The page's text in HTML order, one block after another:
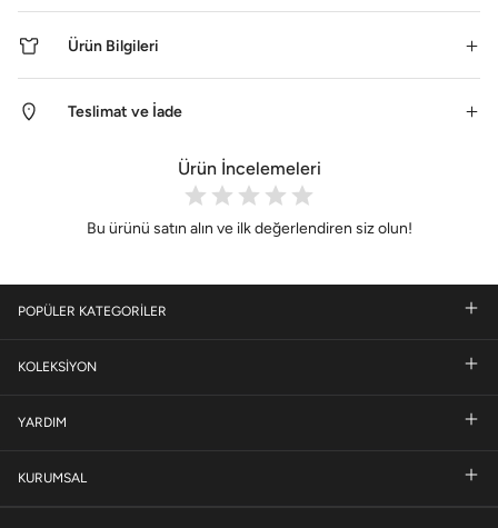
Ürün Bilgileri
Teslimat ve İade
Ürün İncelemeleri
Bu ürünü satın alın ve ilk değerlendiren siz olun!
POPÜLER KATEGORİLER
KOLEKSİYON
YARDIM
KURUMSAL